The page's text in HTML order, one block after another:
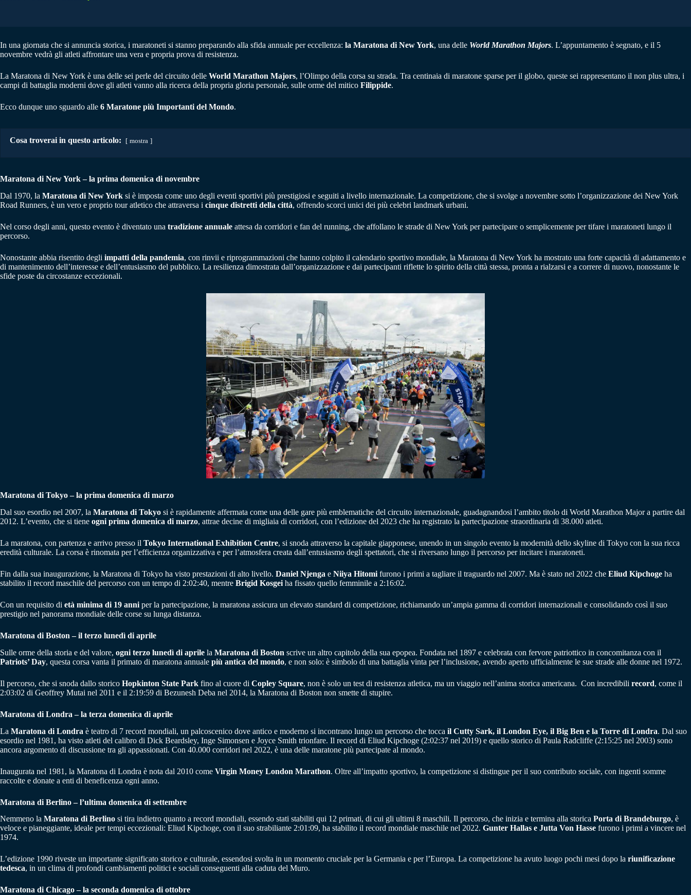
In una giornata che si annuncia storica, i maratoneti si stanno preparando alla sfida annuale per eccellenza: la Maratona di New York, una delle World Marathon Majors. L’appuntamento è segnato, e il 5
novembre vedrà gli atleti affrontare una vera e propria prova di resistenza.
La Maratona di New York è una delle sei perle del circuito delle World Marathon Majors, l’Olimpo della corsa su strada. Tra centinaia di maratone sparse per il globo, queste sei rappresentano il non plus ultra, i
campi di battaglia moderni dove gli atleti vanno alla ricerca della propria gloria personale, sulle orme del mitico Filippide.
Ecco dunque uno sguardo alle 6 Maratone più Importanti del Mondo.
Cosa troverai in questo articolo: mostra
Maratona di New York – la prima domenica di novembre
Dal 1970, la Maratona di New York si è imposta come uno degli eventi sportivi più prestigiosi e seguiti a livello internazionale. La competizione, che si svolge a novembre sotto l’organizzazione dei New York
Road Runners, è un vero e proprio tour atletico che attraversa i cinque distretti della città, offrendo scorci unici dei più celebri landmark urbani.
Nel corso degli anni, questo evento è diventato una tradizione annuale attesa da corridori e fan del running, che affollano le strade di New York per partecipare o semplicemente per tifare i maratoneti lungo il
percorso.
Nonostante abbia risentito degli impatti della pandemia, con rinvii e riprogrammazioni che hanno colpito il calendario sportivo mondiale, la Maratona di New York ha mostrato una forte capacità di adattamento e
di mantenimento dell’interesse e dell’entusiasmo del pubblico. La resilienza dimostrata dall’organizzazione e dai partecipanti riflette lo spirito della città stessa, pronta a rialzarsi e a correre di nuovo, nonostante le
sfide poste da circostanze eccezionali.
Maratona di Tokyo – la prima domenica di marzo
Dal suo esordio nel 2007, la Maratona di Tokyo si è rapidamente affermata come una delle gare più emblematiche del circuito internazionale, guadagnandosi l’ambito titolo di World Marathon Major a partire dal
2012. L’evento, che si tiene ogni prima domenica di marzo, attrae decine di migliaia di corridori, con l’edizione del 2023 che ha registrato la partecipazione straordinaria di 38.000 atleti.
La maratona, con partenza e arrivo presso il Tokyo International Exhibition Centre, si snoda attraverso la capitale giapponese, unendo in un singolo evento la modernità dello skyline di Tokyo con la sua ricca
eredità culturale. La corsa è rinomata per l’efficienza organizzativa e per l’atmosfera creata dall’entusiasmo degli spettatori, che si riversano lungo il percorso per incitare i maratoneti.
Fin dalla sua inaugurazione, la Maratona di Tokyo ha visto prestazioni di alto livello. Daniel Njenga e Niiya Hitomi furono i primi a tagliare il traguardo nel 2007. Ma è stato nel 2022 che Eliud Kipchoge ha
stabilito il record maschile del percorso con un tempo di 2:02:40, mentre Brigid Kosgei ha fissato quello femminile a 2:16:02.
Con un requisito di età minima di 19 anni per la partecipazione, la maratona assicura un elevato standard di competizione, richiamando un’ampia gamma di corridori internazionali e consolidando così il suo
prestigio nel panorama mondiale delle corse su lunga distanza.
Maratona di Boston – il terzo lunedì di aprile
Sulle orme della storia e del valore, ogni terzo lunedì di aprile la Maratona di Boston scrive un altro capitolo della sua epopea. Fondata nel 1897 e celebrata con fervore patriottico in concomitanza con il
Patriots’ Day, questa corsa vanta il primato di maratona annuale più antica del mondo, e non solo: è simbolo di una battaglia vinta per l’inclusione, avendo aperto ufficialmente le sue strade alle donne nel 1972.
Il percorso, che si snoda dallo storico Hopkinton State Park fino al cuore di Copley Square, non è solo un test di resistenza atletica, ma un viaggio nell’anima storica americana. Con incredibili record, come il
2:03:02 di Geoffrey Mutai nel 2011 e il 2:19:59 di Bezunesh Deba nel 2014, la Maratona di Boston non smette di stupire.
Maratona di Londra – la terza domenica di aprile
La Maratona di Londra è teatro di 7 record mondiali, un palcoscenico dove antico e moderno si incontrano lungo un percorso che tocca il Cutty Sark, il London Eye, il Big Ben e la Torre di Londra. Dal suo
esordio nel 1981, ha visto atleti del calibro di Dick Beardsley, Inge Simonsen e Joyce Smith trionfare. Il record di Eliud Kipchoge (2:02:37 nel 2019) e quello storico di Paula Radcliffe (2:15:25 nel 2003) sono
ancora argomento di discussione tra gli appassionati. Con 40.000 corridori nel 2022, è una delle maratone più partecipate al mondo.
Inaugurata nel 1981, la Maratona di Londra è nota dal 2010 come Virgin Money London Marathon. Oltre all’impatto sportivo, la competizione si distingue per il suo contributo sociale, con ingenti somme
raccolte e donate a enti di beneficenza ogni anno.
Maratona di Berlino – l’ultima domenica di settembre
Nemmeno la Maratona di Berlino si tira indietro quanto a record mondiali, essendo stati stabiliti qui 12 primati, di cui gli ultimi 8 maschili. Il percorso, che inizia e termina alla storica Porta di Brandeburgo, è
veloce e pianeggiante, ideale per tempi eccezionali: Eliud Kipchoge, con il suo strabiliante 2:01:09, ha stabilito il record mondiale maschile nel 2022. Gunter Hallas e Jutta Von Hasse furono i primi a vincere nel
1974.
L’edizione 1990 riveste un importante significato storico e culturale, essendosi svolta in un momento cruciale per la Germania e per l’Europa. La competizione ha avuto luogo pochi mesi dopo la riunificazione
tedesca, in un clima di profondi cambiamenti politici e sociali conseguenti alla caduta del Muro.
Maratona di Chicago – la seconda domenica di ottobre